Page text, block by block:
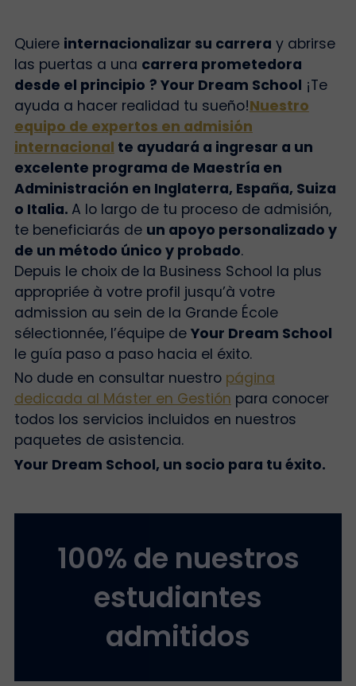
Quiere internacionalizar su carrera y abrirse
las puertas a una carrera prometedora
desde el principio ? Your Dream School ¡Te
ayuda a hacer realidad tu sueño!Nuestro
equipo de expertos en admisión
internacional te ayudará a ingresar a un
excelente programa de Maestría en
Administración en Inglaterra, España, Suiza
o Italia. A lo largo de tu proceso de admisión,
te beneficiarás de un apoyo personalizado y
de un método único y probado.
Depuis le choix de la Business School la plus
appropriée à votre profil jusqu’à votre
admission au sein de la Grande École
sélectionnée, l’équipe de Your Dream School
le guía paso a paso hacia el éxito.
No dude en consultar nuestro página
dedicada al Máster en Gestión para conocer
todos los servicios incluidos en nuestros
paquetes de asistencia.
Your Dream School, un socio para tu éxito.
100% de nuestros
estudiantes
admitidos